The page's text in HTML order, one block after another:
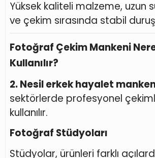
Yüksek kaliteli malzeme, uzun
ve çekim sırasında stabil
Fotoğraf Çekim Mankeni
Kullanılır?
2. Nesil erkek hayalet
sektörlerde profesyonel
kullanılır.
Fotoğraf Stüdyoları
Stüdyolar, ürünleri farklı